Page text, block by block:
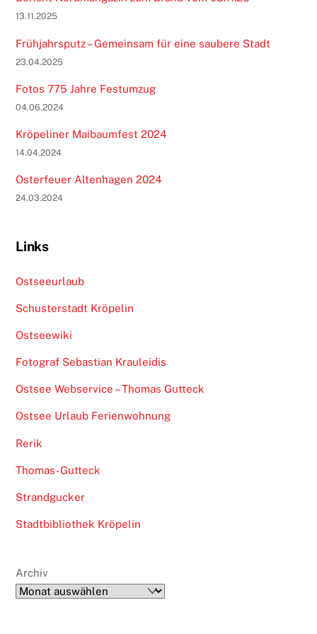
13.11.2025
Frühjahrsputz – Gemeinsam für eine saubere Stadt
23.04.2025
Fotos 775 Jahre Festumzug
04.06.2024
Kröpeliner Maibaumfest 2024
14.04.2024
Osterfeuer Altenhagen 2024
24.03.2024
Links
Ostseeurlaub
Schusterstadt Kröpelin
Ostseewiki
Fotograf Sebastian Krauleidis
Ostsee Webservice – Thomas Gutteck
Ostsee Urlaub Ferienwohnung
Rerik
Thomas-Gutteck
Strandgucker
Stadtbibliothek Kröpelin
Archiv